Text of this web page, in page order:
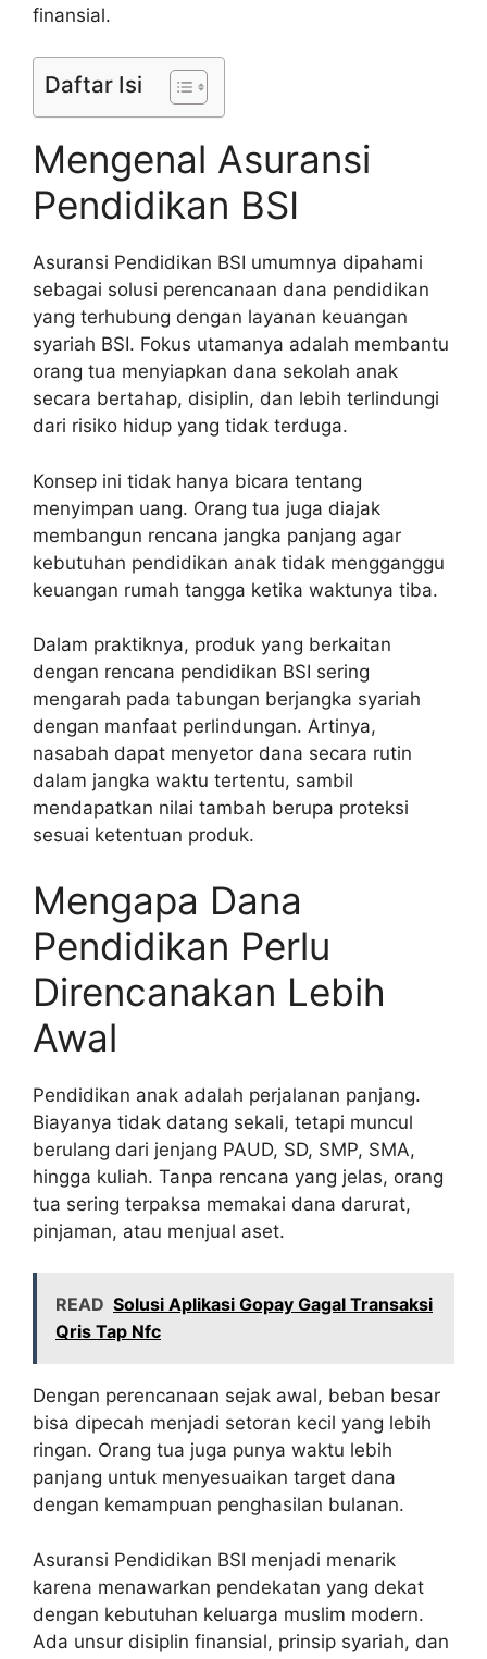
finansial.
Daftar Isi
Mengenal Asuransi
Pendidikan BSI
Asuransi Pendidikan BSI umumnya dipahami
sebagai solusi perencanaan dana pendidikan
yang terhubung dengan layanan keuangan
syariah BSI. Fokus utamanya adalah membantu
orang tua menyiapkan dana sekolah anak
secara bertahap, disiplin, dan lebih terlindungi
dari risiko hidup yang tidak terduga.
Konsep ini tidak hanya bicara tentang
menyimpan uang. Orang tua juga diajak
membangun rencana jangka panjang agar
kebutuhan pendidikan anak tidak mengganggu
keuangan rumah tangga ketika waktunya tiba.
Dalam praktiknya, produk yang berkaitan
dengan rencana pendidikan BSI sering
mengarah pada tabungan berjangka syariah
dengan manfaat perlindungan. Artinya,
nasabah dapat menyetor dana secara rutin
dalam jangka waktu tertentu, sambil
mendapatkan nilai tambah berupa proteksi
sesuai ketentuan produk.
Mengapa Dana
Pendidikan Perlu
Direncanakan Lebih
Awal
Pendidikan anak adalah perjalanan panjang.
Biayanya tidak datang sekali, tetapi muncul
berulang dari jenjang PAUD, SD, SMP, SMA,
hingga kuliah. Tanpa rencana yang jelas, orang
tua sering terpaksa memakai dana darurat,
pinjaman, atau menjual aset.
READ Solusi Aplikasi Gopay Gagal Transaksi
Qris Tap Nfc
Dengan perencanaan sejak awal, beban besar
bisa dipecah menjadi setoran kecil yang lebih
ringan. Orang tua juga punya waktu lebih
panjang untuk menyesuaikan target dana
dengan kemampuan penghasilan bulanan.
Asuransi Pendidikan BSI menjadi menarik
karena menawarkan pendekatan yang dekat
dengan kebutuhan keluarga muslim modern.
Ada unsur disiplin finansial, prinsip syariah, dan